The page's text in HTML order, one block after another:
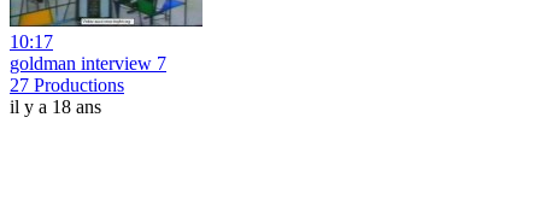
10:17
goldman interview 7
27 Productions
il y a 18 ans